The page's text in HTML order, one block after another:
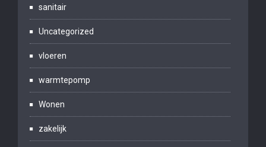
sanitair
Uncategorized
vloeren
warmtepomp
Wonen
zakelijk